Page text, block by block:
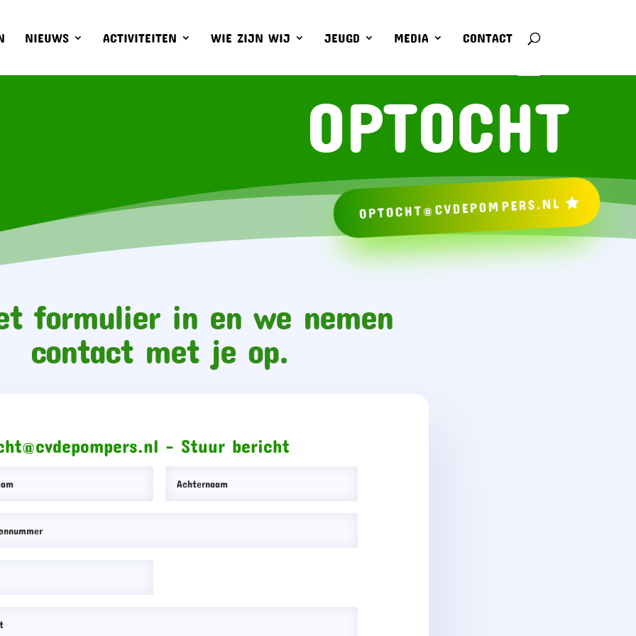
NIEUWS ACTIVITEITEN WIE ZIJN WIJ JEUGD MEDIA CONTACT
OPTOCHT
OPTOCHT@CVDEPOMPERS.NL
formulier in en we nemen
contact met je op.
- Stuur bericht